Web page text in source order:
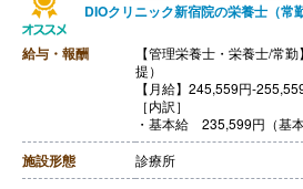
DIOクリニック新宿院の栄養士（常
給与・報酬
【管理栄養士・栄養士/常
提）
【月給】245,559円-
［内訳］
・基本給 235,599円（基
めた金額）
・固定残業代 年間休日110
養士ともに一律29,559円
施設形態 診療所